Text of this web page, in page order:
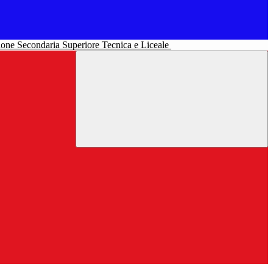
Secondaria Superiore Tecnica e Liceale